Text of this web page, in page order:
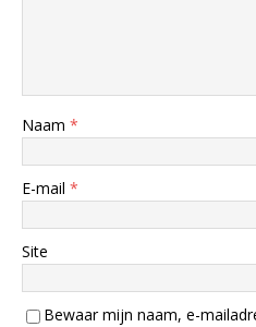
Naam *
E-mail *
Site
Bewaar mijn naam, e-